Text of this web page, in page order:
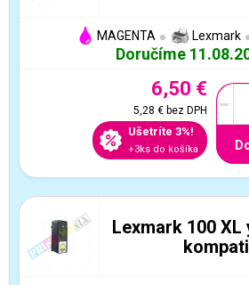
MAGENTA Lexmark
Doručíme
6,50 €
5,28 €bez DPH
Ušetríte 3%!
+3ks do košíka
-
Lexmark 100 XL